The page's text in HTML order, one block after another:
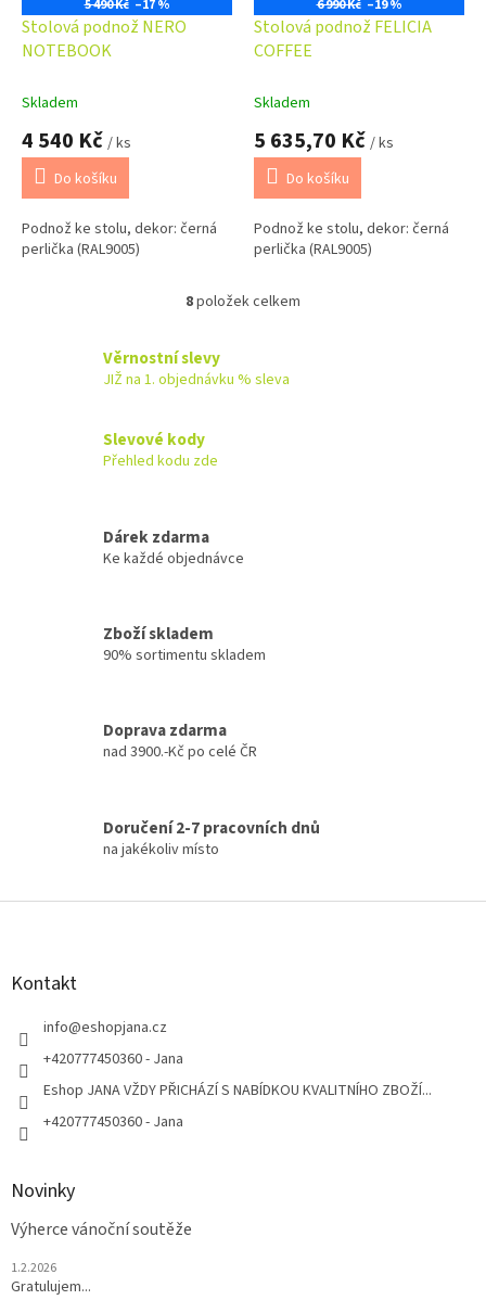
5 490 Kč –17 %
Stolová podnož NERO
NOTEBOOK
Skladem
4 540 Kč / ks
Do košíku
Podnož ke stolu, dekor: černá
perlička (RAL9005)
6 990 Kč –19 %
Stolová podnož FELICIA
COFFEE
Skladem
5 635,70 Kč / ks
Do košíku
Podnož ke stolu, dekor: černá
perlička (RAL9005)
O
á
d
y
s
8položek celkem
Věrnostní slevy
JIŽ na 1. objednávku % sleva
Slevové kody
Přehled kodu zde
Dárek zdarma
Ke každé objednávce
Zboží skladem
90% sortimentu skladem
Doprava zdarma
nad 3900.-Kč po celé ČR
Doručení 2-7 pracovních dnů
na jakékoliv místo
Z
Kontakt
info@eshopjana.cz
+420777450360 - Jana
Eshop JANA VŽDY PŘICHÁZÍ S NABÍDKOU KVALITNÍHO ZBOŽÍ...
+420777450360 - Jana
Novinky
Výherce vánoční soutěže
1.2.2026
Gratulujem...